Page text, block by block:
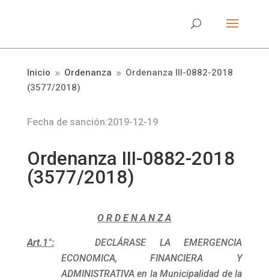
Inicio 9 Ordenanza 9 Ordenanza III-0882-2018
(3577/2018)
Fecha de sanción:2019-12-19
Ordenanza III-0882-2018
(3577/2018)
O R D E N A N Z A
Art.1°:
DECLÁRASE LA EMERGENCIA
ECONOMICA, FINANCIERA Y
ADMINISTRATIVA en la Municipalidad de la